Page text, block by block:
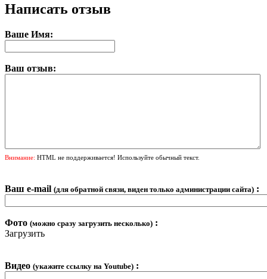
Написать отзыв
Ваше Имя:
Ваш отзыв:
Внимание: HTML не поддерживается! Используйте обычный текст.
Ваш e-mail (для обратной связи, виден только администрации сайта) :
Фото (можно сразу загрузить несколько) :
Загрузить
Видео (укажите ссылку на Youtube) :